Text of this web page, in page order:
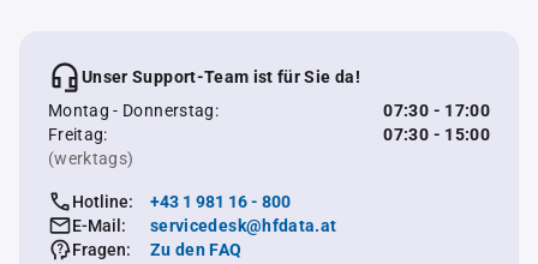
Unser Support-Team ist für Sie da!
Montag - Donnerstag:
07:30 - 17:00
Freitag:
07:30 - 15:00
(werktags)
Hotline:
+43 1 981 16 - 800
E-Mail:
servicedesk@hfdata.at
Fragen:
Zu den FAQ